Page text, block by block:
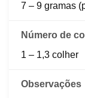
7 – 9 gramas
1 – 1,3 colher